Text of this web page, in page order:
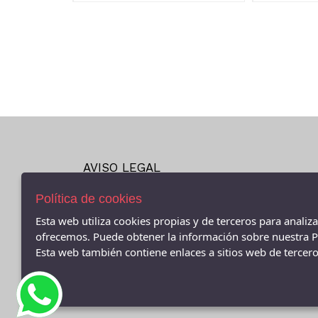
AVISO LEGAL
ENVÍOS Y DEVOLUCIONES
POLÍTICA DE PRIVACIDAD
- (CEE ) AVDA.LINO RODRIGUEZ MADERO 9, Cee -
(A Coruña)
Política de cookies
Esta web utiliza cookies propias y de terceros para
ofrecemos. Puede obtener la información sobre nuestra
Esta web también contiene enlaces a sitios web de